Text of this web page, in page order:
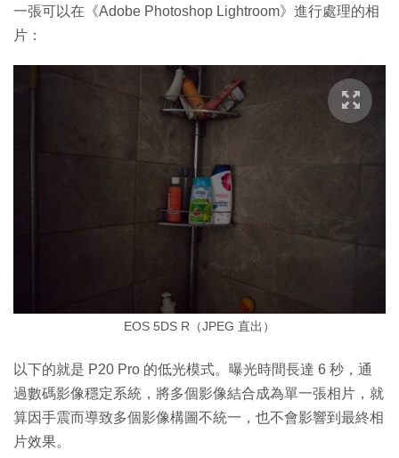
一張可以在《Adobe Photoshop Lightroom》進行處理的相
片：
EOS 5DS R（JPEG 直出）
以下的就是 P20 Pro 的低光模式。曝光時間長達 6 秒，通
過數碼影像穩定系統，將多個影像結合成為單一張相片，就
算因手震而導致多個影像構圖不統一，也不會影響到最終相
片效果。